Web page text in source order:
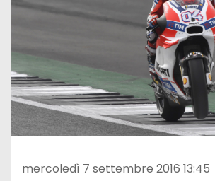
mercoledì 7 settembre 2016 13:45